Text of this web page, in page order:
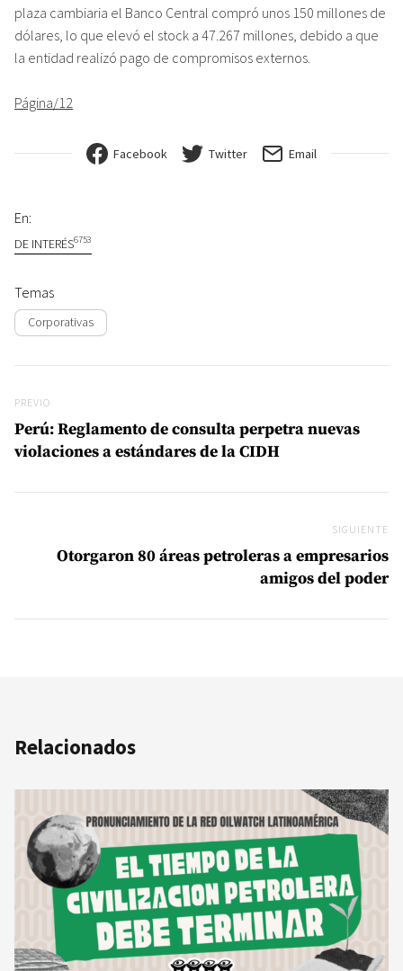
plaza cambiaria el Banco Central compró unos 150 millones de
dólares, lo que elevó el stock a 47.267 millones, debido a que
la entidad realizó pago de compromisos externos.
Página/12
Facebook Twitter Email
En:
DE INTERÉS6753
Temas
Corporativas
Previo
PREVIO
Perú: Reglamento de consulta perpetra nuevas
violaciones a estándares de la CIDH
SIGUIENTE
Otorgaron 80 áreas petroleras a empresarios
amigos del poder
Relacionados